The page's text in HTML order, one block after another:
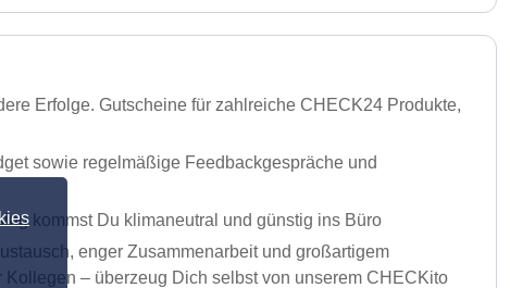
Erfolge. Gutscheine für zahlreiche CHECK24 Produkte,
sowie regelmäßige Feedbackgespräche und
kommst Du klimaneutral und günstig ins Büro
enger Zusammenarbeit und großartigem
Kollegen – überzeug Dich selbst von unserem CHECKito